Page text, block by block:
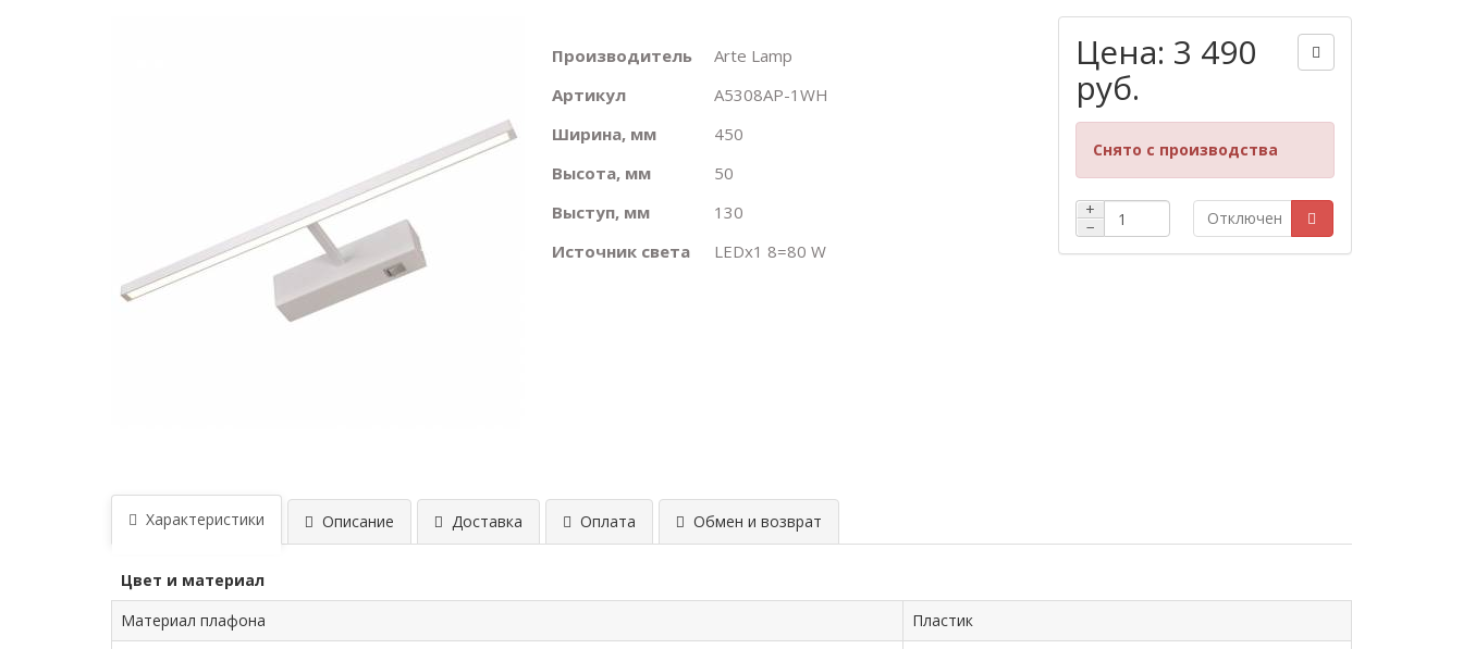
Производитель
Arte Lamp
Артикул
A5308AP-1WH
Ширина, мм
450
Высота, мм
50
Выступ, мм
130
Источник света
LEDх1 8=80 W
Цена: 3 490
руб.
Снято с производства
+
−
Отключен
Характеристики Описание Доставка Оплата Обмен и возврат
Цвет и материал
Материал плафона
Пластик